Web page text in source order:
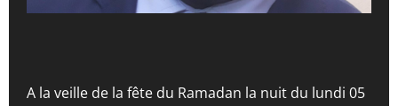
A la veille de la fête du Ramadan la nuit du lundi 05